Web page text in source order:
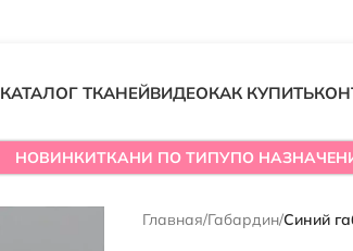
КАТАЛОГ ТКАНЕЙВИДЕОКАК КУПИТЬ
НОВИНКИТКАНИ ПО ТИПУПО
Главная/Габардин/Синий